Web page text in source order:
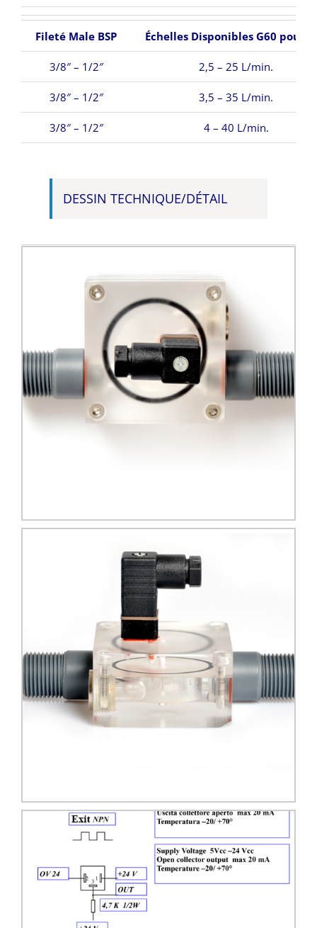
Fileté Male BSP Échelles Disponibles G60 pour
3/8″ – 1/2″ 2,5 – 25 L/min.
3/8″ – 1/2″ 3,5 – 35 L/min.
3/8″ – 1/2″ 4 – 40 L/min.
DESSIN TECHNIQUE/DÉTAIL